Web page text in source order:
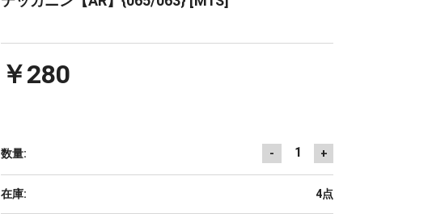
￥280
数量: - 1 +
在庫: 4点